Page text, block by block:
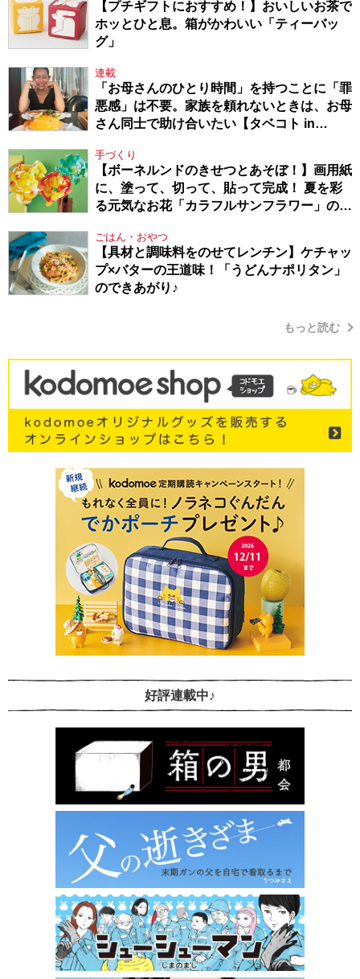
【プチギフトにおすすめ！】おいしいお茶で
ホッとひと息。箱がかわいい「ティーバッ
グ」
連載
「お母さんのひとり時間」を持つことに「罪
悪感」は不要。家族を頼れないときは、お母
さん同士で助け合いたい【タベコト in
手づくり
【ボーネルンドのきせつとあそぼ！】画用紙
に、塗って、切って、貼って完成！ 夏を彩
る元気なお花「カラフルサンフラワー」の作
ごはん・おやつ
【具材と調味料をのせてレンチン】ケチャッ
プ×バターの王道味！「うどんナポリタン」
のできあがり♪
もっと読む
好評連載中♪